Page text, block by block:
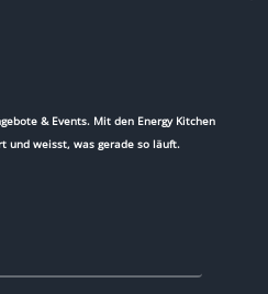
& Events. Mit den Energy Kitchen
und weisst, was gerade so läuft.